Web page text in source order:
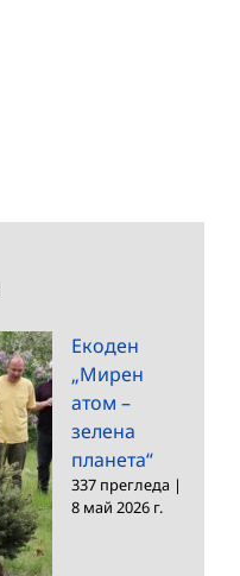
Екоден
„Мирен
атом –
зелена
планета“
337 прегледа |
8 май 2026 г.